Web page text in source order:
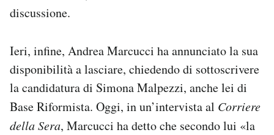
discussione.
Ieri, infine, Andrea Marcucci ha annunciato la sua
disponibilità a lasciare, chiedendo di sottoscrivere
la candidatura di Simona Malpezzi, anche lei di
Base Riformista. Oggi, in un’intervista al Corriere
della Sera, Marcucci ha detto che secondo lui «la